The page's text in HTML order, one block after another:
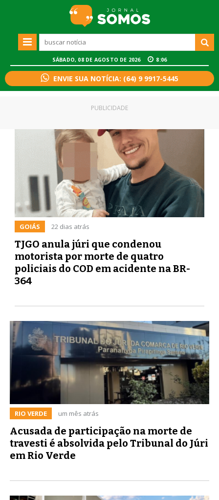
SÁBADO, 08 DE AGOSTO DE 2026 8:06
ENVIE SUA NOTÍCIA: (64) 9 9917-5445
GOIÁS 22 dias atrás
TJGO anula júri que condenou
motorista por morte de quatro
policiais do COD em acidente na BR-
364
PUBLICIDADE
RIO VERDE um mês atrás
Acusada de participação na morte de
travesti é absolvida pelo Tribunal do Júri
em Rio Verde